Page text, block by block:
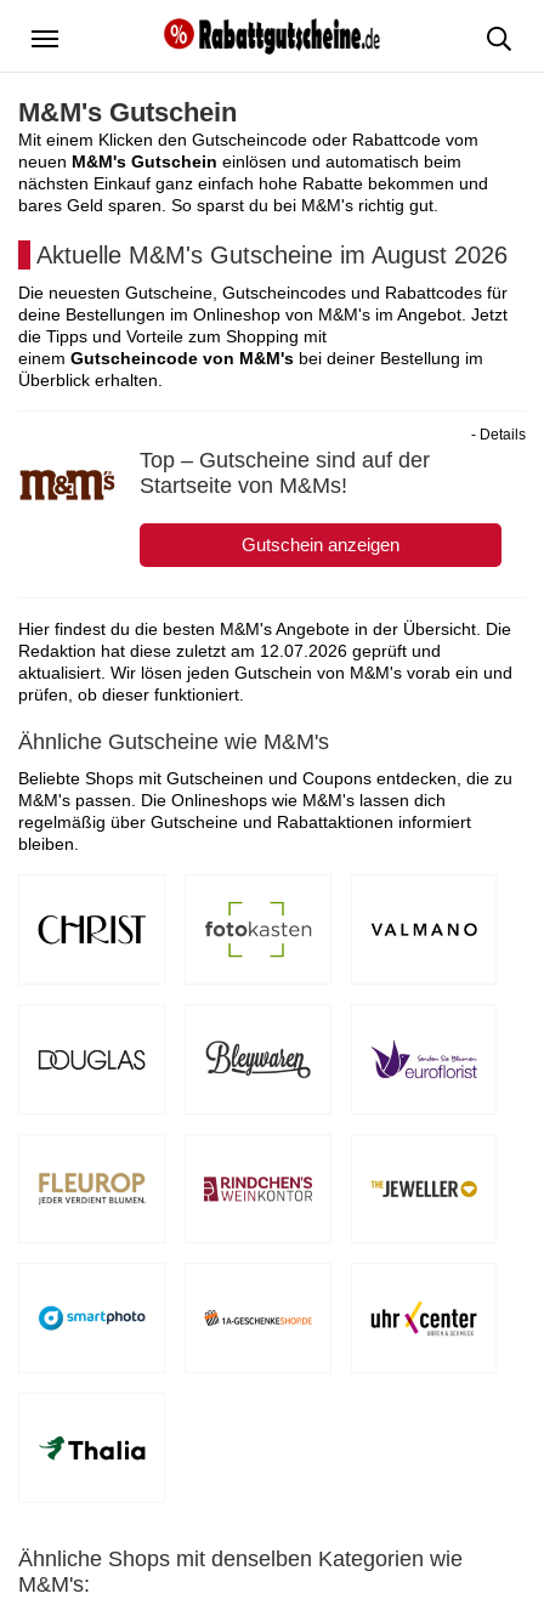
Menü
M&M's Gutschein
Mit einem Klicken den Gutscheincode oder Rabattcode vom
neuen M&M's Gutschein einlösen und automatisch beim
nächsten Einkauf ganz einfach hohe Rabatte bekommen und
bares Geld sparen. So sparst du bei M&M's richtig gut.
Aktuelle M&M's Gutscheine im August 2026
Die neuesten Gutscheine, Gutscheincodes und Rabattcodes für
deine Bestellungen im Onlineshop von M&M's im Angebot. Jetzt
die Tipps und Vorteile zum Shopping mit
einem Gutscheincode von M&M's bei deiner Bestellung im
Überblick erhalten.
Top – Gutscheine sind auf der
Startseite von M&Ms!
Gutschein anzeigen
- Details
Hier findest du die besten M&M's Angebote in der Übersicht. Die
Redaktion hat diese zuletzt am 12.07.2026 geprüft und
aktualisiert. Wir lösen jeden Gutschein von M&M's vorab ein und
prüfen, ob dieser funktioniert.
Ähnliche Gutscheine wie M&M's
Beliebte Shops mit Gutscheinen und Coupons entdecken, die zu
M&M's passen. Die Onlineshops wie M&M's lassen dich
regelmäßig über Gutscheine und Rabattaktionen informiert
bleiben.
Ähnliche Shops mit denselben Kategorien wie
M&M's: